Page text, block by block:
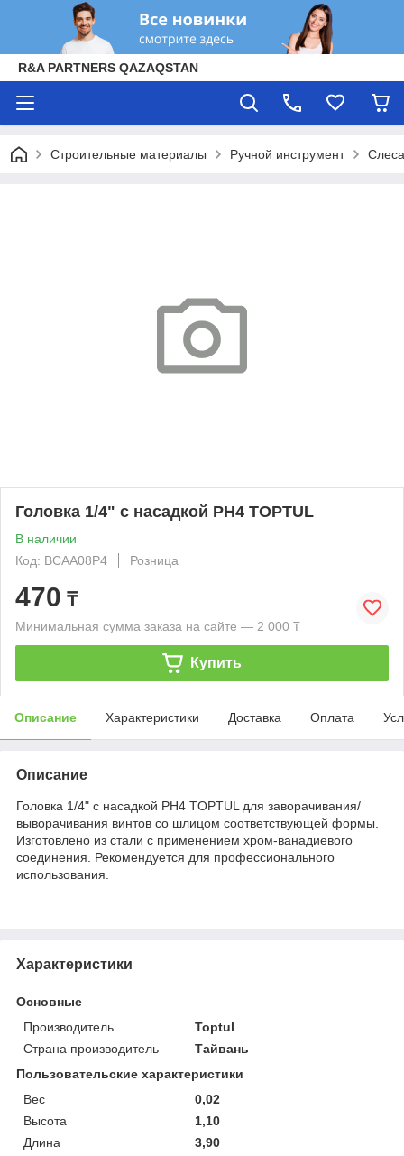
R&A PARTNERS QAZAQSTAN
Строительные материалы Ручной инструмент
Головка 1/4" с насадкой PH4 TOPTUL
В наличии
Код: BCAA08P4
Розница
470 ₸
Минимальная сумма заказа на сайте — 2 000 ₸
Купить
Описание Характеристики Доставка Оплата
Описание
Головка 1/4" с насадкой PH4 TOPTUL для заворачивания/
выворачивания винтов со шлицом соответствующей формы.
Изготовлено из стали с применением хром-ванадиевого
соединения. Рекомендуется для профессионального
использования.
Характеристики
Основные
Производитель
Toptul
Страна производитель
Тайвань
Пользовательские характеристики
Вес
0,02
Высота
1,10
Длина
3,90